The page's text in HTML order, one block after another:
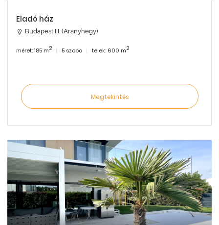
Eladó ház
Budapest III. (Aranyhegy)
méret: 185 m2 5 szoba telek: 600 m2
Megtekintés